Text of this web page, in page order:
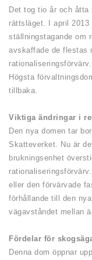
Det tog tio år och
rättsläget. I april
ställningstagande om
avskaffade de flestas
Högsta
tillbaka.
Viktiga ändringar i
Den nya domen tar
Skatteverket. Nu är
brukningsenhet
eller den förvärvade
förhållande till den
vägavståndet mellan
Fördelar för
Denna dom öppnar